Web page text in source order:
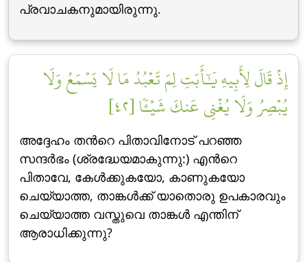
പ്രവാചകനുമായിരുന്നു.
إِذۡ قَالَ لِأَبِيهِ يَٰٓأَبَتِ لِمَ تَعۡبُدُ مَا لَا يَسۡمَعُ وَلَا
يُبۡصِرُ وَلَا يُغۡنِي عَنكَ شَيۡـٔٗا [٤٢]
അദ്ദേഹം തന്‍റെ പിതാവിനോട് പറഞ്ഞ
സന്ദര്‍ഭം (ശ്രദ്ധേയമാകുന്നു:) എന്‍റെ
പിതാവേ, കേള്‍ക്കുകയോ, കാണുകയോ
ചെയ്യാത്ത, താങ്കള്‍ക്ക് യാതൊരു ഉപകാരവും
ചെയ്യാത്ത വസ്തുവെ താങ്കള്‍ എന്തിന്
ആരാധിക്കുന്നു?